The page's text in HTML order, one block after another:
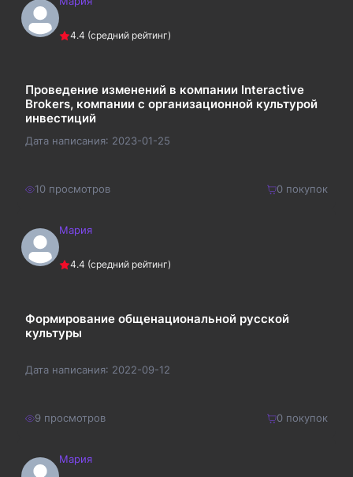
220 ₽
4.4 (средний рейтинг)
Проведение изменений в компании Interactive
Brokers, компании с организационной культурой
инвестиций
Дата написания: 2023-01-25
10 просмотров 0покупок
80₽ Мария
4.4 (средний рейтинг)
Формирование общенациональной русской
культуры
Дата написания: 2022-09-12
9 просмотров 0покупок
250 ₽Мария